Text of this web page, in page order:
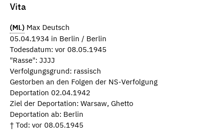
Vita
(ML) Max Deutsch
05.04.1934 in Berlin / Berlin
Todesdatum: vor 08.05.1945
"Rasse": JJJJ
Verfolgungsgrund: rassisch
Gestorben an den Folgen der NS-Verfolgung
Deportation 02.04.1942
Ziel der Deportation: Warsaw, Ghetto
Deportation ab: Berlin
† Tod: vor 08.05.1945